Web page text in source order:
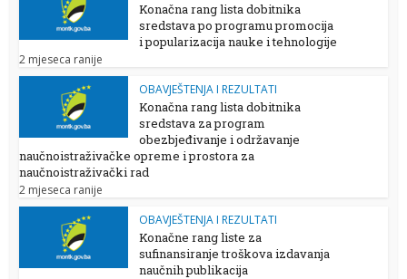
Konačna rang lista dobitnika
sredstava po programu promocija
i popularizacija nauke i tehnologije
2 mjeseca ranije
OBAVJEŠTENJA I REZULTATI
Konačna rang lista dobitnika
sredstava za program
obezbjeđivanje i održavanje
naučnoistraživačke opreme i prostora za
naučnoistraživački rad
2 mjeseca ranije
OBAVJEŠTENJA I REZULTATI
Konačne rang liste za
sufinansiranje troškova izdavanja
naučnih publikacija